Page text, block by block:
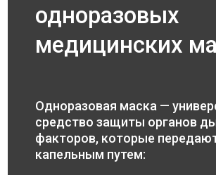
одноразовых
медицинских
Одноразовая маска —
средство защиты органов
факторов, которые
капельным путем: